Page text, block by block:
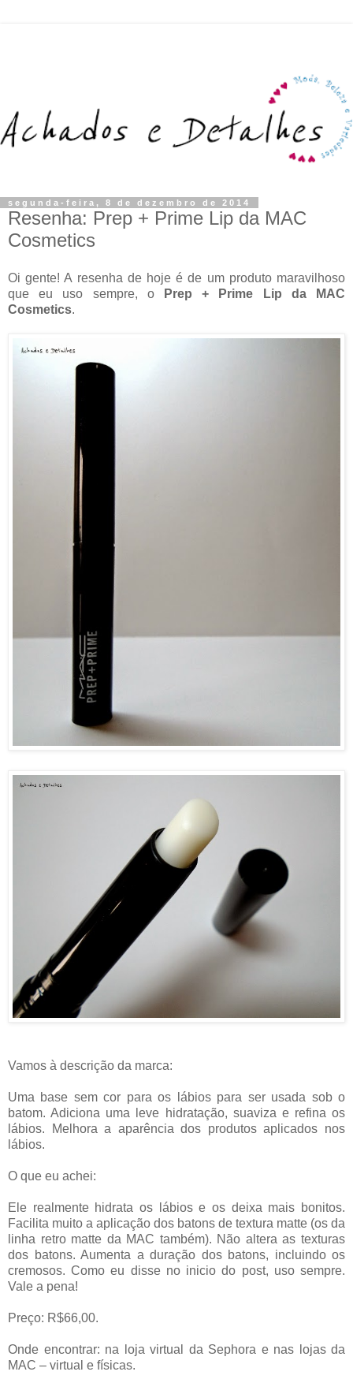
segunda-feira, 8 de dezembro de 2014
Resenha: Prep + Prime Lip da MAC
Cosmetics
Oi gente! A resenha de hoje é de um produto maravilhoso
que eu uso sempre, o
Prep + Prime Lip da MAC
Cosmetics.
Vamos à descrição da marca:
Uma base sem cor para os lábios para ser usada sob o
batom. Adiciona uma leve hidratação, suaviza e refina os
lábios. Melhora a aparência dos produtos aplicados nos
lábios.
O que eu achei:
Ele realmente hidrata os lábios e os deixa mais bonitos.
Facilita muito a aplicação dos batons de textura matte (os da
linha retro matte da MAC também). Não altera as texturas
dos batons. Aumenta a duração dos batons, incluindo os
cremosos. Como eu disse no inicio do post, uso sempre.
Vale a pena!
Preço: R$66,00.
Onde encontrar: na loja virtual da Sephora e nas lojas da
MAC – virtual e físicas.